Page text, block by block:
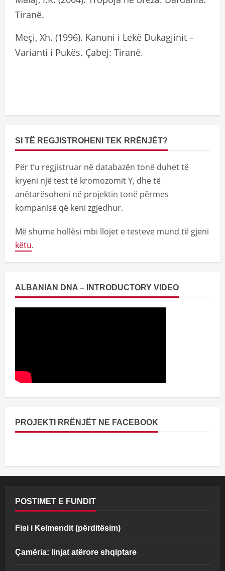
Tiranë.
Meçi, Xh. (1996). Kanuni i Lekë Dukagjinit –
Varianti i Pukës. Çabej: Tiranë.
SI TË REGJISTROHENI TEK RRËNJËT?
Për t’u regjistruar në databazën tonë duhet të
kryeni një test të kromozomit Y, dhe të
anëtarësoheni në projektin tonë përmes
kompanisë që keni zgjedhur.
Më shume hollësi mbi llojet e testeve mund të gjeni
këtu.
ALBANIAN DNA – INTRODUCTORY VIDEO
PROJEKTI RRËNJËT NE FACEBOOK
POSTIMET E FUNDIT
Fisi i Kelmendit (përditësim)
Çamëria: linjat atërore shqiptare